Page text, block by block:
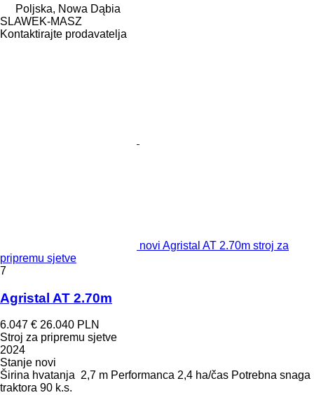
Poljska, Nowa Dąbia
SLAWEK-MASZ
Kontaktirajte prodavatelja
novi Agristal AT 2.70m stroj za
pripremu sjetve
7
Agristal AT 2.70m
6.047 € 26.040 PLN
Stroj za pripremu sjetve
2024
Stanje novi
Širina hvatanja 2,7 m Performanca 2,4 ha/čas Potrebna snaga
traktora 90 k.s.